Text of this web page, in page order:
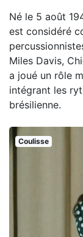
Né le 5 août
est considéré
Miles Davis,
a joué un rôle
intégrant les
brésilienne.
Coulisse